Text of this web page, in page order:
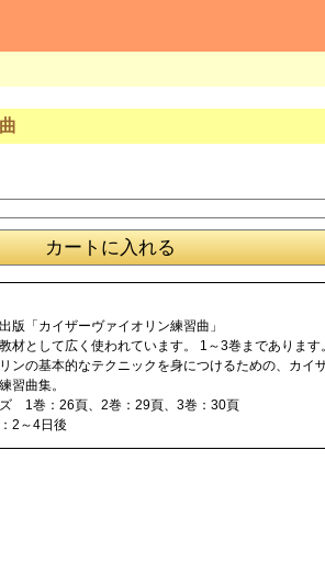
曲
版「カイザーヴァイオリン練習曲」
材として広く使われています。 1～3巻まであります。
ンの基本的なテクニックを身につけるための、カイ
習曲集。
1巻：26頁、2巻：29頁、3巻：30頁
2～4日後